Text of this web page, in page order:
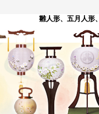
雛人形、五月人形